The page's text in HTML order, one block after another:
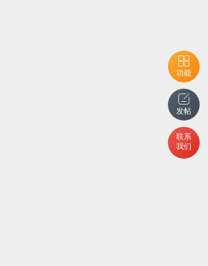
功能
发帖
联系
我们